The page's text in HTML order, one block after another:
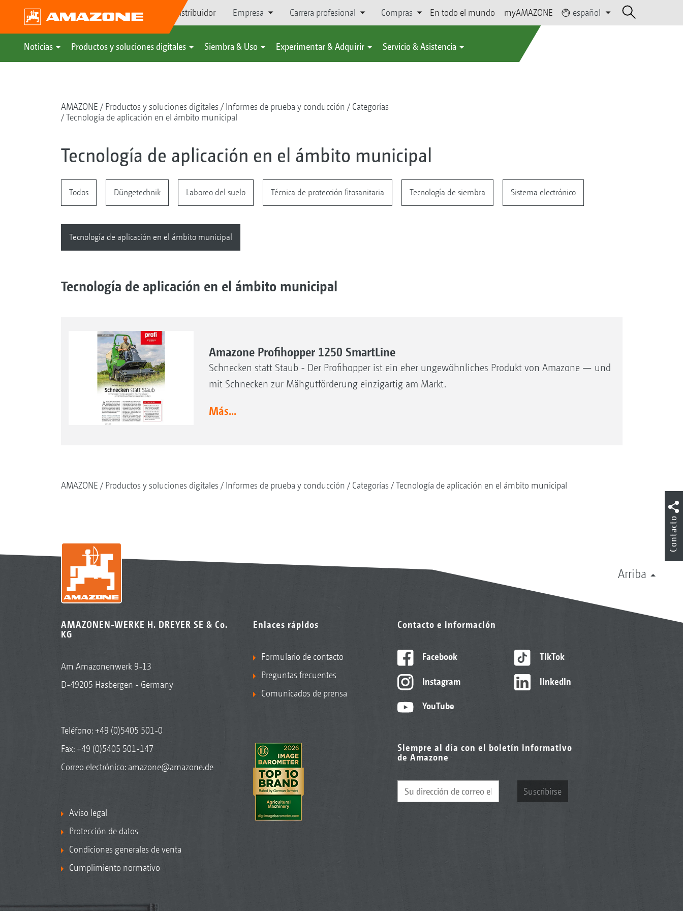
Búsqueda de distribuidor Empresa Carrera profesional Compras En todo el mundo myAMAZONE español
Noticias Productos y soluciones digitales Siembra & Uso Experimentar & Adquirir Servicio & Asistencia
AMAZONE Productos y soluciones digitales Informes de prueba y conducción
Categorías
Tecnología de aplicación en el ámbito municipal
Tecnología de aplicación en el ámbito municipal
Todos Düngetechnik Laboreo del suelo Técnica de protección fitosanitaria Tecnología de siembra Sistema electrónico
Tecnología de aplicación en el ámbito municipal
Tecnología de aplicación en el ámbito municipal
Amazone Profihopper 1250 SmartLine
Schnecken statt Staub - Der Profihopper ist ein eher ungewöhnliches Produkt von Amazone — und
mit Schnecken zur Mähgutförderung einzigartig am Markt.
Más...
AMAZONE Productos y soluciones digitales Informes de prueba y conducción Categorías Tecnología de aplicación en el ámbito municipal
Arriba
AMAZONEN-WERKE H. DREYER SE & Co.
KG
Am Amazonenwerk 9-13
D-49205 Hasbergen - Germany
Teléfono:+49 (0)5405 501-0
Fax: +49 (0)5405 501-147
Correo electrónico: amazone@amazone.de
Aviso legal
Protección de datos
Condiciones generales de venta
Cumplimiento normativo
Enlaces rápidos
Formulario de contacto
Preguntas frecuentes
Comunicados de prensa
Contacto e información
Facebook
Instagram
YouTube
TikTok
linkedIn
Siempre al día con el boletín informativo
de Amazone
Suscribirse
Contacto